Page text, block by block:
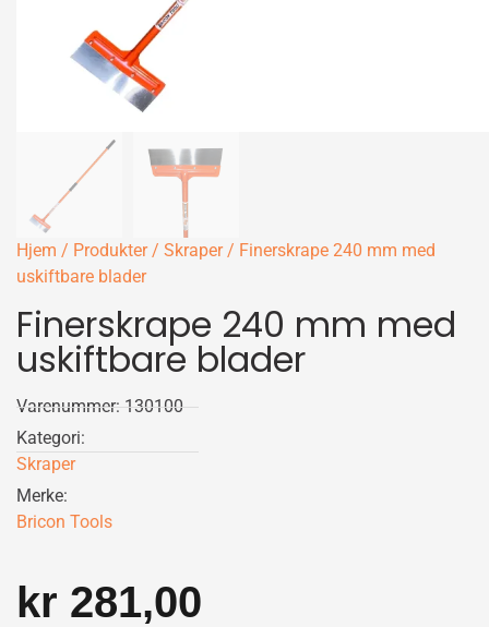
Hjem / Produkter/ Skraper/ Finerskrape 240 mm med
uskiftbare blader
Finerskrape 240 mm med
uskiftbare blader
Varenummer: 130100
Kategori:
Skraper
Merke:
Bricon Tools
kr 281,00